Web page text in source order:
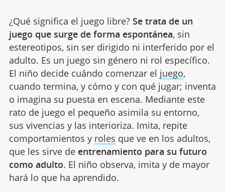
¿Qué significa el juego libre? Se trata de un
juego que surge de forma espontánea, sin
estereotipos, sin ser dirigido ni interferido por el
adulto. Es un juego sin género ni rol específico.
El niño decide cuándo comenzar el juego,
cuando termina, y cómo y con qué jugar; inventa
o imagina su puesta en escena. Mediante este
rato de juego el pequeño asimila su entorno,
sus vivencias y las interioriza. Imita, repite
comportamientos y roles que ve en los adultos,
que les sirve de entrenamiento para su futuro
como adulto. El niño observa, imita y de mayor
hará lo que ha aprendido.